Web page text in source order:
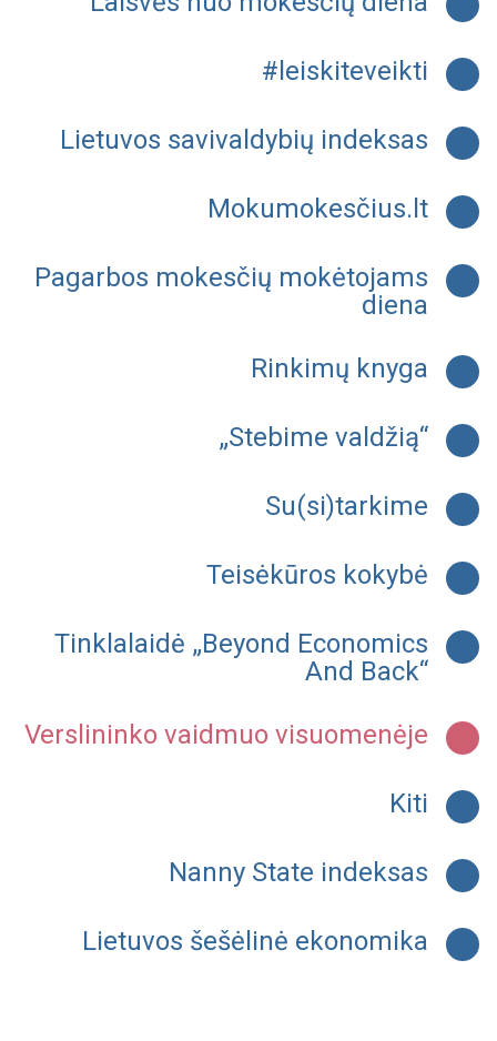
#leiskiteveikti
Lietuvos savivaldybių indeksas
Mokumokesčius.lt
Pagarbos mokesčių mokėtojams
diena
Rinkimų knyga
„Stebime valdžią“
Su(si)tarkime
Teisėkūros kokybė
Tinklalaidė „Beyond Economics
And Back“
Verslininko vaidmuo visuomenėje
Kiti
Nanny State indeksas
Lietuvos šešėlinė ekonomika